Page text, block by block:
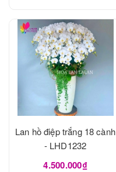
Lan hồ điệp trắng 18 cành
- LHD1232
4.500.000₫